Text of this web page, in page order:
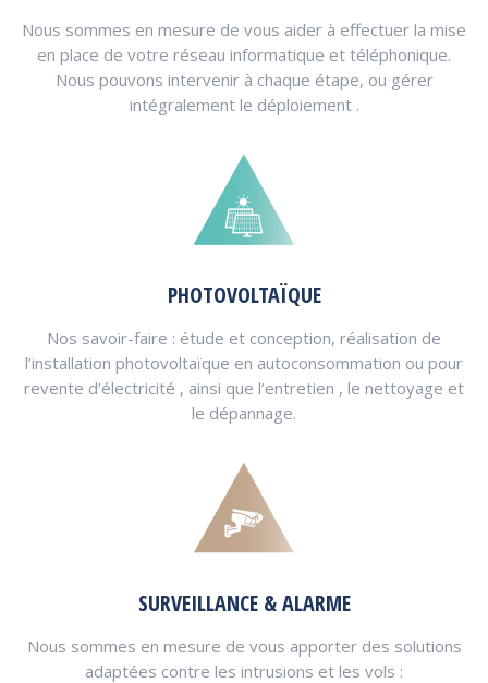
Nous sommes en mesure de vous aider à effectuer la mise
en place de votre réseau informatique et téléphonique.
Nous pouvons intervenir à chaque étape, ou gérer
intégralement le déploiement .
PHOTOVOLTAÏQUE
Nos savoir-faire : étude et conception, réalisation de
l’installation photovoltaïque en autoconsommation ou pour
revente d’électricité , ainsi que l’entretien , le nettoyage et
le dépannage.
SURVEILLANCE & ALARME
Nous sommes en mesure de vous apporter des solutions
adaptées contre les intrusions et les vols :